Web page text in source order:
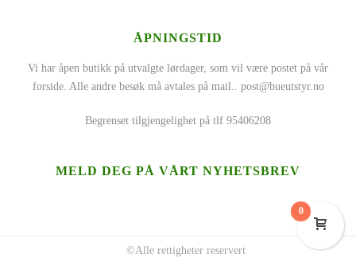
ÅPNINGSTID
Vi har åpen butikk på utvalgte lørdager, som vil være postet på vår
forside. Alle andre besøk må avtales på mail.. post@bueutstyr.no
Begrenset tilgjengelighet på tlf 95406208
MELD DEG PÅ VÅRT NYHETSBREV
©Alle rettigheter reservert
0